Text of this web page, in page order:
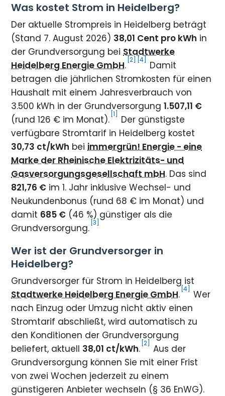
Was kostet Strom in Heidelberg?
Der aktuelle Strompreis in Heidelberg beträgt
(Stand 7. August 2026) 38,01 Cent pro kWh in
der Grundversorgung beiStadtwerke
Heidelberg Energie GmbH. [2] [4]
Damit
betragen die jährlichen Stromkosten für einen
Haushalt mit einem Jahresverbrauch von
3.500 kWh in der Grundversorgung1.507,11 €
(rund 126 € im Monat). [1]
Der günstigste
verfügbare Stromtarif in Heidelberg kostet
30,73 ct/kWh beiimmergrün! Energie - eine
Marke der Rheinische Elektrizitäts- und
Gasversorgungsgesellschaft mbH. Das sind
821,76 € im 1. Jahr inklusive Wechsel- und
Neukundenbonus (rund 68 € im Monat) und
damit 685 € (46 %) günstiger als die
Grundversorgung. [3]
Wer ist der Grundversorger in
Heidelberg?
Grundversorger für Strom in Heidelberg ist
Stadtwerke Heidelberg Energie GmbH. [4]
Wer
nach Einzug oder Umzug nicht aktiv einen
Stromtarif abschließt, wird automatisch zu
den Konditionen der Grundversorgung
beliefert, aktuell 38,01 ct/kWh. [2]
Aus der
Grundversorgung können Sie mit einer Frist
von zwei Wochen jederzeit zu einem
günstigeren Anbieter wechseln (§ 36 EnWG).